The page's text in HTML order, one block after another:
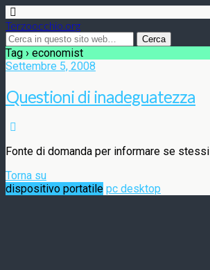
Terzoocchio.org
Tag › economist
Settembre 5, 2008
Questioni di inadeguatezza
Fonte di domanda per informare se stessi
Torna su
dispositivo portatile pc desktop